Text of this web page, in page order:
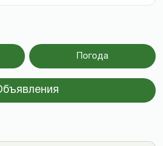
Погода